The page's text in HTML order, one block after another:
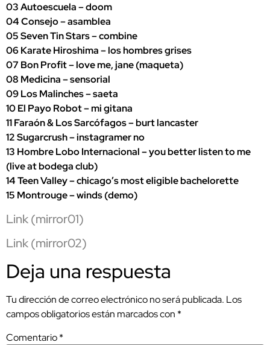
03 Autoescuela – doom
04 Consejo – asamblea
05 Seven Tin Stars – combine
06 Karate Hiroshima – los hombres grises
07 Bon Profit – love me, jane (maqueta)
08 Medicina – sensorial
09 Los Malinches – saeta
10 El Payo Robot – mi gitana
11 Faraón & Los Sarcófagos – burt lancaster
12 Sugarcrush – instagramer no
13 Hombre Lobo Internacional – you better listen to me
(live at bodega club)
14 Teen Valley – chicago’s most eligible bachelorette
15 Montrouge – winds (demo)
Link (mirror01)
Link (mirror02)
Deja una respuesta
Tu dirección de correo electrónico no será publicada. Los
campos obligatorios están marcados con *
Comentario*